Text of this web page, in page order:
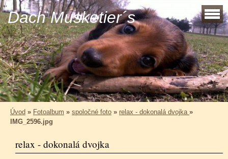
Dach Musketier´s
Úvod » Fotoalbum » spoločné foto » relax - dokonalá dvojka »
IMG_2596.jpg
relax - dokonalá dvojka